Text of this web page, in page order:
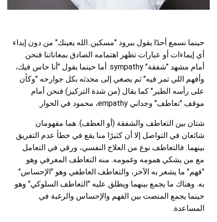
حينما نسمع أحدًا يقول ببرود "مسكين..الله يعينك" من دون إبداء
أي إيماءات أو عبارات تظهر اهتمامه الصادق بمعاناتنا فنحن
أمام مشهد "شفقة" sympathy. أما حينما يقول "أنا حاس فيك،
وأفهم اللي تمر فيه" ثم يصغي إلى محدثه بكل جوارحه "وكأن
على رأسه الطير" كما يقال (من شدة التركيز) فنحن أمام
موقف "تعاطف" وجداني empathy، محمود في الحوار.
شتان بين التعاطف والشفقة (أو العطف). هما مفهومان
شائعان في التواصل إلا أن كثيرًا منا يقع في خطأ عدم التفريق
بينهما. فالتعاطف نوع من العلاج النفسي، ورقي في التعامل
مع من يشكي همومه وغمومه. منه التعاطف المعرفي وهو
"فهم" ما يشعر به الآخر، والتعاطف العاطفي وهو "الإحساس"
به. وهناك ما يجمع بينهما ويطلق عليه "التعاطف السلوكي" وهو
حينما يجمع المنصت بين الفهم والإحساس والرغبة في
المساعدة.